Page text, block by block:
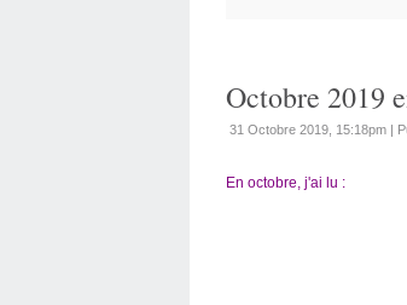
Octobre 2019
31 Octobre 2019, 15:18pm |
En octobre, j'ai lu :